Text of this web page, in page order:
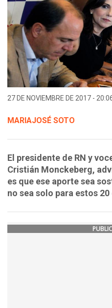
27 DE NOVIEMBRE DE 2017 -
MARIAJOSÉ SOTO
El presidente de RN y
Cristián Monckeberg,
es que ese aporte sea
no sea solo para estos 20